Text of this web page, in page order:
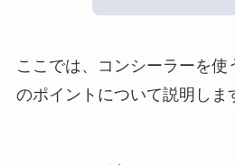
ここでは、コンシーラーを使
のポイントについて説明しま